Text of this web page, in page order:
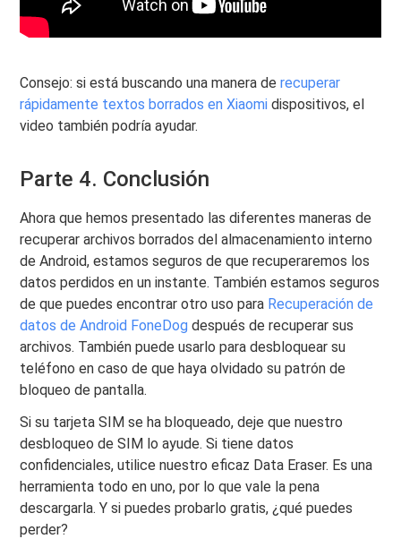
Consejo: si está buscando una manera derecuperar
rápidamente textos borrados en Xiaomi dispositivos, el
video también podría ayudar.
Parte 4. Conclusión
Ahora que hemos presentado las diferentes maneras de
recuperar archivos borrados del almacenamiento interno
de Android, estamos seguros de que recuperaremos los
datos perdidos en un instante. También estamos seguros
de que puedes encontrar otro uso para Recuperación de
datos de Android FoneDog después de recuperar sus
archivos. También puede usarlo para desbloquear su
teléfono en caso de que haya olvidado su patrón de
bloqueo de pantalla.
Si su tarjeta SIM se ha bloqueado, deje que nuestro
desbloqueo de SIM lo ayude. Si tiene datos
confidenciales, utilice nuestro eficaz Data Eraser. Es una
herramienta todo en uno, por lo que vale la pena
descargarla. Y si puedes probarlo gratis, ¿qué puedes
perder?